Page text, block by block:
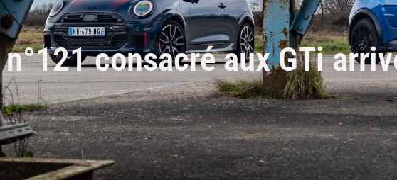
consacré aux GTi